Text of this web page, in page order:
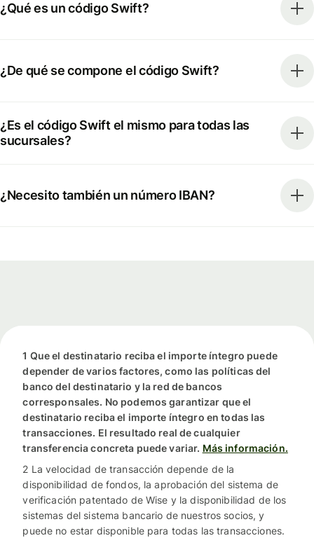
¿Qué es un código Swift?
¿De qué se compone el código Swift?
¿Es el código Swift el mismo para todas las
sucursales?
¿Necesito también un número IBAN?
1 Que el destinatario reciba el importe íntegro puede
depender de varios factores, como las políticas del
banco del destinatario y la red de bancos
corresponsales. No podemos garantizar que el
destinatario reciba el importe íntegro en todas las
transacciones. El resultado real de cualquier
transferencia concreta puede variar. Más información.
2 La velocidad de transacción depende de la
disponibilidad de fondos, la aprobación del sistema de
verificación patentado de Wise y la disponibilidad de los
sistemas del sistema bancario de nuestros socios, y
puede no estar disponible para todas las transacciones.